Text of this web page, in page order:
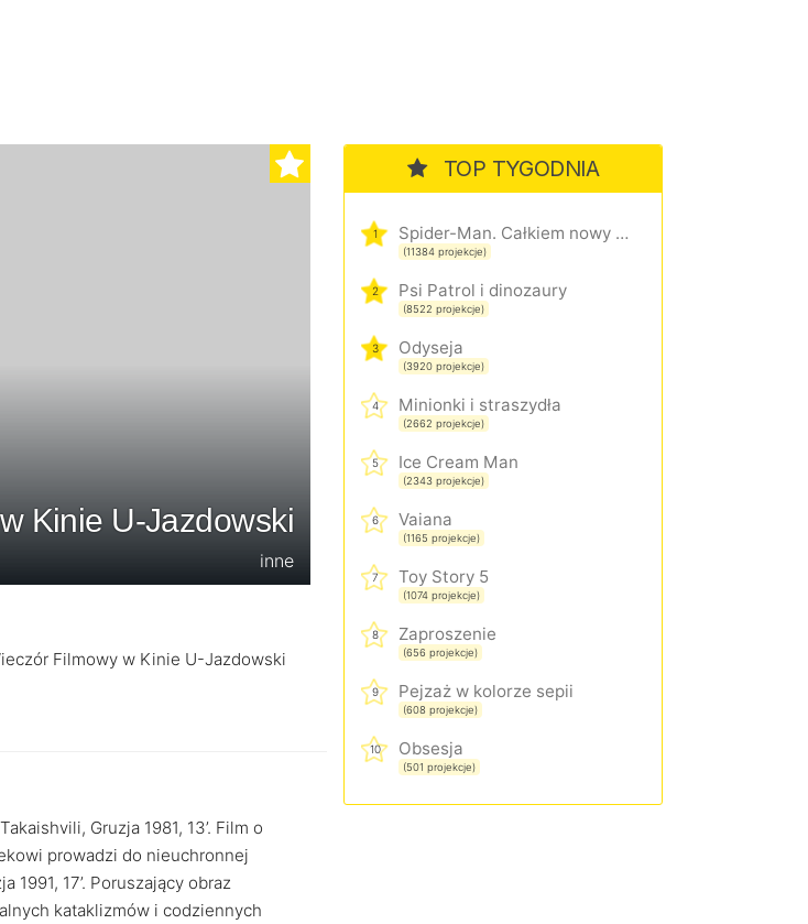
Kinie U-Jazdowski
inne
Filmowy w Kinie U-Jazdowski
Gruzja 1981, 13’. Film o
prowadzi do nieuchronnej
17’. Poruszający obraz
kataklizmów i codziennych
TOP TYGODNIA
1 Spider-Man. Całkiem nowy dzień
(11384 projekcje)
2 Psi Patrol i dinozaury
(8522 projekcje)
3 Odyseja
(3920 projekcje)
4 Minionki i straszydła
(2662 projekcje)
5 Ice Cream Man
(2343 projekcje)
6 Vaiana
(1165 projekcje)
7 Toy Story 5
(1074 projekcje)
8 Zaproszenie
(656 projekcje)
9 Pejzaż w kolorze sepii
(608 projekcje)
10 Obsesja
(501 projekcje)